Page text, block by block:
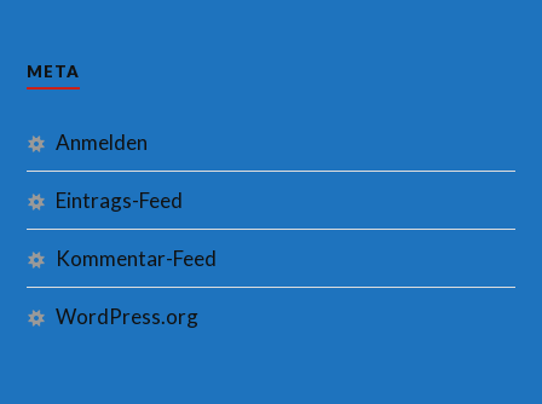
META
Anmelden
Eintrags-Feed
Kommentar-Feed
WordPress.org